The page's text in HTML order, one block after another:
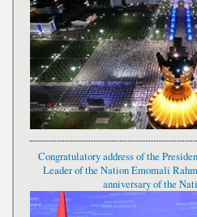
Congratulatory address of the
Leader of the Nation Emomali
anniversary of the